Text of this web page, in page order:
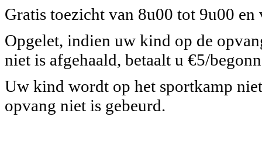
Gratis toezicht van 8u00 tot 9u00
Opgelet, indien uw kind op de
niet is afgehaald, betaalt u €5/
Uw kind wordt op het sportkamp
opvang niet is gebeurd.